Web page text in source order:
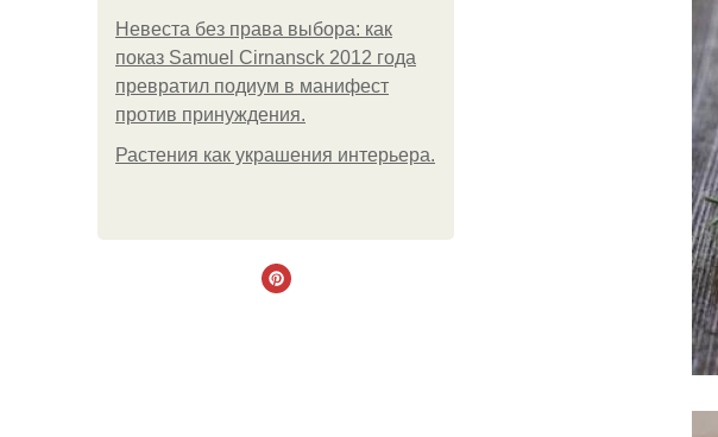
Невеста без права выбора: как
показ Samuel Cirnansck 2012 года
превратил подиум в манифест
против принуждения.
Растения как украшения интерьера.